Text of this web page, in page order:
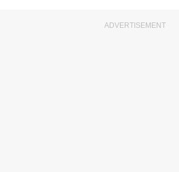
ADVERTISEMENT